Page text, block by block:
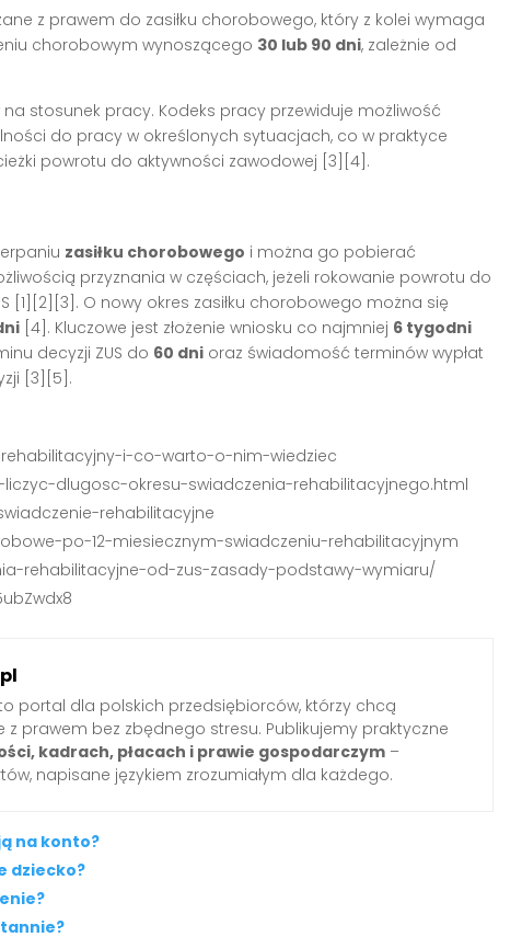
z prawem do zasiłku chorobowego, który z kolei wymaga
chorobowym wynoszącego 30 lub 90 dni, zależnie od
stosunek pracy. Kodeks pracy przewiduje możliwość
do pracy w określonych sytuacjach, co w praktyce
powrotu do aktywności zawodowej [3][4].
zasiłku chorobowego i można go pobierać
przyznania w częściach, jeżeli rokowanie powrotu do
[1][2][3]. O nowy okres zasiłku chorobowego można się
[4]. Kluczowe jest złożenie wniosku co najmniej 6 tygodni
decyzji ZUS do 60 dni oraz świadomość terminów wypłat
[3][5].
i-co-warto-o-nim-wiedziec
liczyc-dlugosc-okresu-swiadczenia-rehabilitacyjnego.html
rehabilitacyjne
po-12-miesiecznym-swiadczeniu-rehabilitacyjnym
rehabilitacyjne-od-zus-zasady-podstawy-wymiaru/
portal dla polskich przedsiębiorców, którzy chcą
prawem bez zbędnego stresu. Publikujemy praktyczne
kadrach, płacach i prawie gospodarczym –
napisane językiem zrozumiałym dla każdego.
na konto?
dziecko?